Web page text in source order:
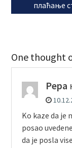
post:
плаћање
One thought
Pepa
Ko kaze da je
posao
da je posla